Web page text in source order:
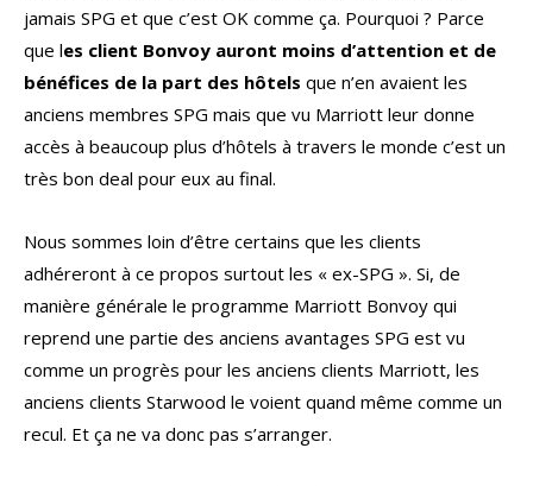
jamais SPG et que c’est OK comme ça. Pourquoi ? Parce
que les client Bonvoy auront moins d’attention et de
bénéfices de la part des hôtels que n’en avaient les
anciens membres SPG mais que vu Marriott leur donne
accès à beaucoup plus d’hôtels à travers le monde c’est un
très bon deal pour eux au final.
Nous sommes loin d’être certains que les clients
adhéreront à ce propos surtout les « ex-SPG ». Si, de
manière générale le programme Marriott Bonvoy qui
reprend une partie des anciens avantages SPG est vu
comme un progrès pour les anciens clients Marriott, les
anciens clients Starwood le voient quand même comme un
recul. Et ça ne va donc pas s’arranger.